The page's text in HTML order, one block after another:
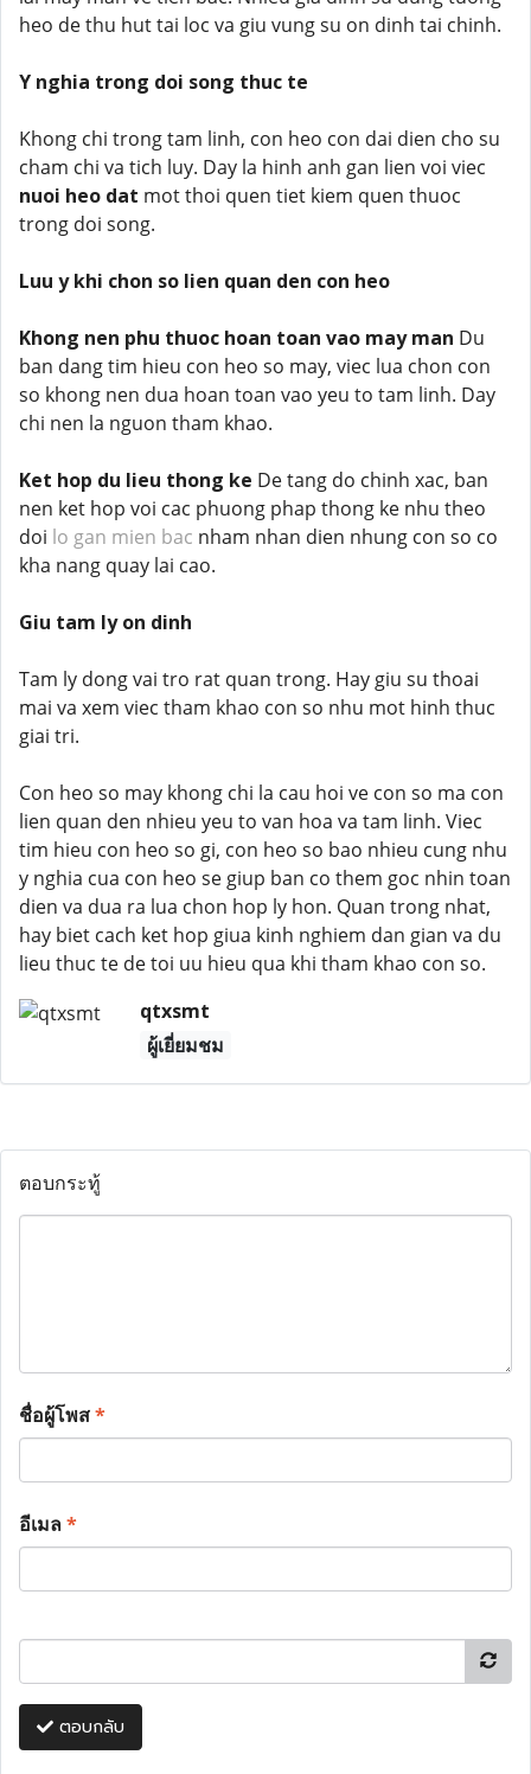
heo de thu hut tai loc va giu vung su on dinh tai chinh.
Y nghia trong doi song thuc te
Khong chi trong tam linh, con heo con dai dien cho su
cham chi va tich luy. Day la hinh anh gan lien voi viec
nuoi heo dat mot thoi quen tiet kiem quen thuoc
trong doi song.
Luu y khi chon so lien quan den con heo
Khong nen phu thuoc hoan toan vao may man Du
ban dang tim hieu con heo so may, viec lua chon con
so khong nen dua hoan toan vao yeu to tam linh. Day
chi nen la nguon tham khao.
Ket hop du lieu thong ke De tang do chinh xac, ban
nen ket hop voi cac phuong phap thong ke nhu theo
doi lo gan mien bac nham nhan dien nhung con so co
kha nang quay lai cao.
Giu tam ly on dinh
Tam ly dong vai tro rat quan trong. Hay giu su thoai
mai va xem viec tham khao con so nhu mot hinh thuc
giai tri.
Con heo so may khong chi la cau hoi ve con so ma con
lien quan den nhieu yeu to van hoa va tam linh. Viec
tim hieu con heo so gi, con heo so bao nhieu cung nhu
y nghia cua con heo se giup ban co them goc nhin toan
dien va dua ra lua chon hop ly hon. Quan trong nhat,
hay biet cach ket hop giua kinh nghiem dan gian va du
lieu thuc te de toi uu hieu qua khi tham khao con so.
qtxsmt
ผู้เยี่ยมชม
ตอบกระทู้
ชื่อผู้โพส*
อีเมล*
ตอบกลับ